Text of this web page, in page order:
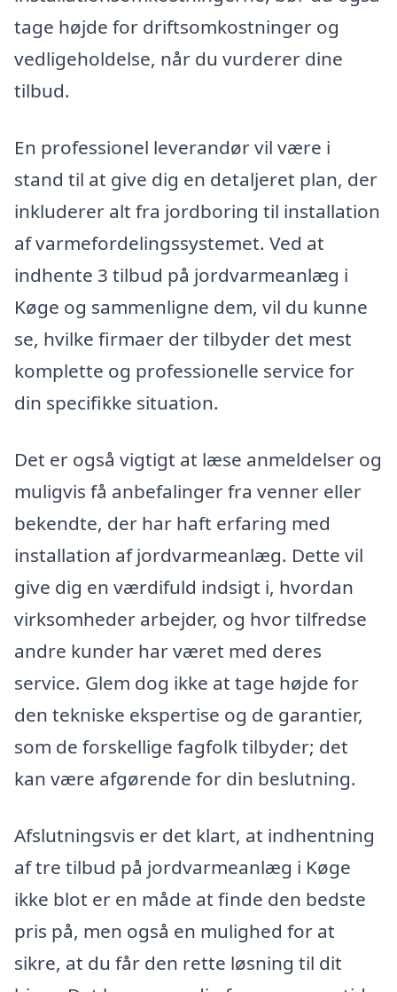
tage højde for driftsomkostninger og
vedligeholdelse, når du vurderer dine
tilbud.
En professionel leverandør vil være i
stand til at give dig en detaljeret plan, der
inkluderer alt fra jordboring til installation
af varmefordelingssystemet. Ved at
indhente 3 tilbud på jordvarmeanlæg i
Køge og sammenligne dem, vil du kunne
se, hvilke firmaer der tilbyder det mest
komplette og professionelle service for
din specifikke situation.
Det er også vigtigt at læse anmeldelser og
muligvis få anbefalinger fra venner eller
bekendte, der har haft erfaring med
installation af jordvarmeanlæg. Dette vil
give dig en værdifuld indsigt i, hvordan
virksomheder arbejder, og hvor tilfredse
andre kunder har været med deres
service. Glem dog ikke at tage højde for
den tekniske ekspertise og de garantier,
som de forskellige fagfolk tilbyder; det
kan være afgørende for din beslutning.
Afslutningsvis er det klart, at indhentning
af tre tilbud på jordvarmeanlæg i Køge
ikke blot er en måde at finde den bedste
pris på, men også en mulighed for at
sikre, at du får den rette løsning til dit